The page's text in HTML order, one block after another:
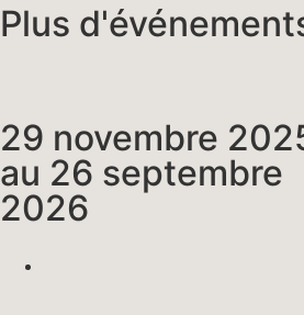
Plus
29 novembre
au 26 septembre
2026